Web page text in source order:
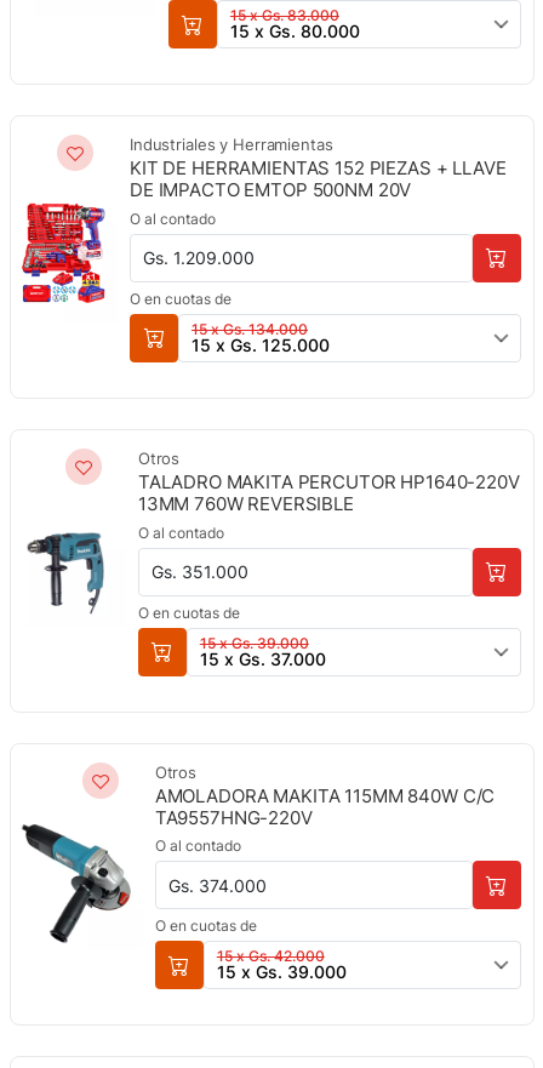
15 x Gs. 83.000
15 x Gs. 80.000
Industriales y Herramientas
KIT DE HERRAMIENTAS 152 PIEZAS + LLAVE
DE IMPACTO EMTOP 500NM 20V
O al contado
Gs. 1.209.000
O en cuotas de
15 x Gs. 134.000
15 x Gs. 125.000
Otros
TALADRO MAKITA PERCUTOR HP1640-220V
13MM 760W REVERSIBLE
O al contado
Gs. 351.000
O en cuotas de
15 x Gs. 39.000
15 x Gs. 37.000
Otros
AMOLADORA MAKITA 115MM 840W C/C
TA9557HNG-220V
O al contado
Gs. 374.000
O en cuotas de
15 x Gs. 42.000
15 x Gs. 39.000